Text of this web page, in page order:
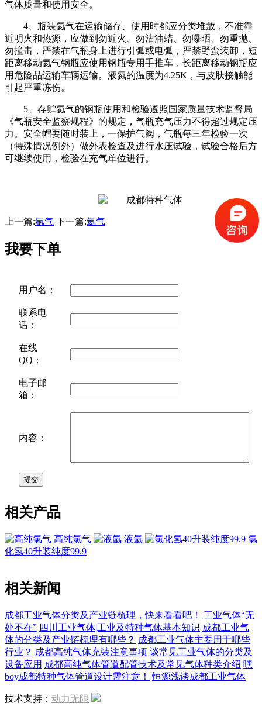
气体质量和使用安全。
4、瓶装氦气在运输储存、使用时都应分类堆放，不准靠
近明火和热源，应做到勿近火、勿沾油蜡、勿曝晒、勿重抛、
勿撞击，严禁在气瓶身上进行引弧或电弧，严禁野蛮装卸，短
距离移动氦气钢瓶应使用钢瓶专用手推车，长距离移动钢瓶应
用危险品运输车辆运输。液氦的温度为4.25K，与皮肤接触能
引起严重冻伤。
5、存贮氦气的钢瓶使用和检验遵照国家质量技术监督局
《气瓶安全监察规程》的规定，气瓶充气压力不得超过规定压
力。安全帽要随时装上，一保护气阀，气瓶每三年检验一次
（特殊情况例外）做外表检查及进行水压试验，试验合格后方
可继续使用，检验在充气单位进行。
上一篇:氩气 下一篇:氦气
我要下单
用户名：
联系电
话：
在线
QQ：
电子邮
箱：
内容：
相关产品
高纯氯气 液氩
氯
化氢40升装纯度99.9
相关新闻
成都工业气体分类及产业链梳理，快来看看吧！
工业气体“无
处不在” 四川工业气体|工业及特种气体基本知识 成都工业气
体的分类及产业链梳理有哪些？ 成都工业气体主要用于哪些
行业？ 成都高纯气体充装注意事项 谈常见工业气体的分类及
设备应用 成都高纯气体管道配管技术及常见气体种类介绍 嘿
boy成都特种气体管道设计需注意！
恒源浅谈成都工业气体
技术支持： 动力无限